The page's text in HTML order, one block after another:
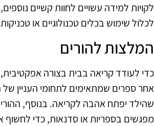
לקויות למידה עשויים לחוות קשיים
לכלול שימוש בכלים טכנולוגיים או
המלצות להורים
כדי לעודד קריאה בבית בצורה אפקטיבית,
אחר ספרים שמתאימים לתחומי העניין של
שהילד יפתח אהבה לקריאה. בנוסף,
מפגשים בספריות או סדנאות, כדי